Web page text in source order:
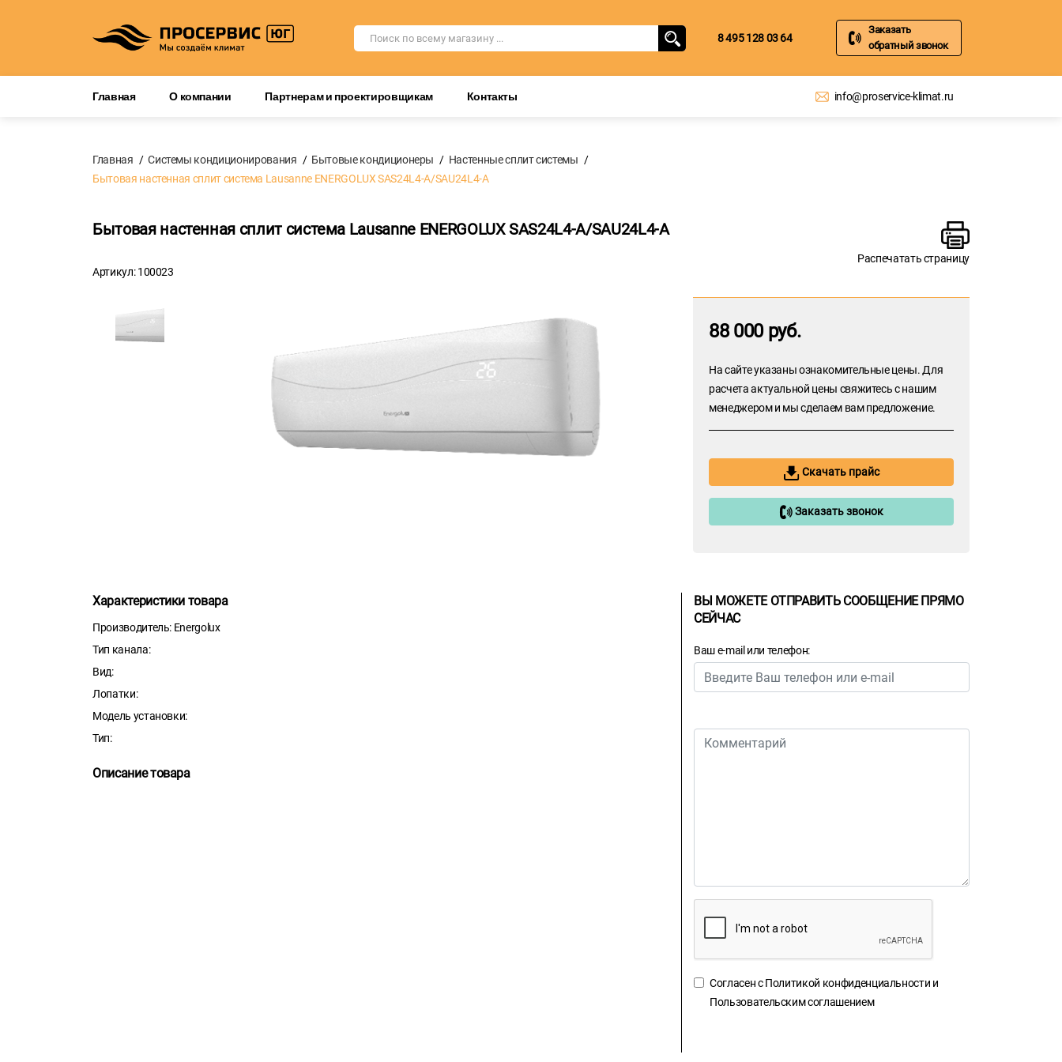
8 495 128 03 64
Заказать
обратный звонок
Главная О компании Партнерам и проектировщикам Контакты info@proservice-klimat.ru
Главная Системы кондиционирования Бытовые кондиционеры
Настенные сплит системы
Бытовая настенная сплит система Lausanne ENERGOLUX SAS24L4-A/SAU24L4-A
Бытовая настенная сплит система Lausanne ENERGOLUX SAS24L4-A/SAU24L4-A
Артикул: 100023
Распечатать страницу
88 000 руб.
На сайте указаны ознакомительные цены. Для
расчета актуальной цены свяжитесь с нашим
менеджером и мы сделаем вам предложение.
Скачать прайс
Заказать звонок
Характеристики товара
Производитель: Energolux
Тип канала:
Вид:
Лопатки:
Модель установки:
Тип:
Описание товара
ВЫ МОЖЕТЕ ОТПРАВИТЬ СООБЩЕНИЕ ПРЯМО
СЕЙЧАС
Ваш e-mail или телефон:
Согласен сПолитикой конфиденциальности и
Пользовательским соглашением